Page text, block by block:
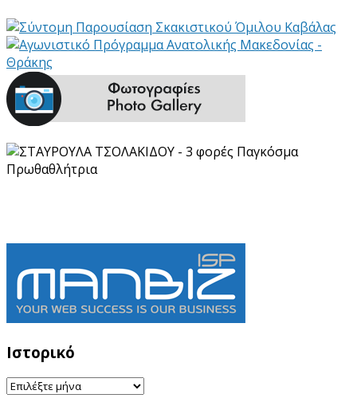
Ιστορικό
Ιστορικό